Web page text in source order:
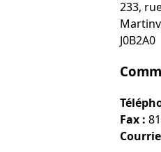
233,
J0B2A0
Fax :